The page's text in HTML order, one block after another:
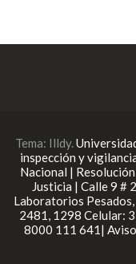
Tema: Illdy.
inspección y
Nacional |
Justicia | Calle 9 #
Laboratorios
2481, 1298 Celular:
8000 111 641|